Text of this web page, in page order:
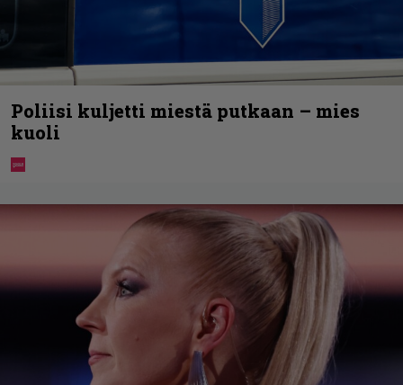
Poliisi kuljetti miestä putkaan – mies
kuoli